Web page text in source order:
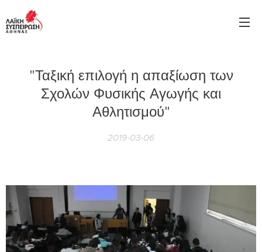
"Ταξική επιλογή η απαξίωση των
Σχολών Φυσικής Αγωγής και
Αθλητισμού"
2019-03-06